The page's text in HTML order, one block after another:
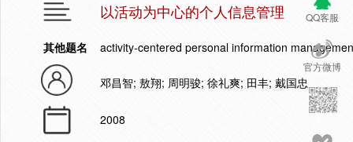
QQ客服
官方微博
以活动为中心的个人信息管理
其他题名 activity-centered personal information
邓昌智; 敖翔; 周明骏; 徐礼爽; 田丰; 戴国忠
2008